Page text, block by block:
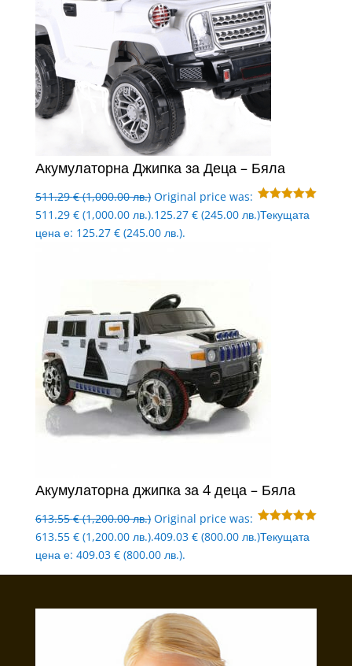
Акумулаторна Джипка за Деца – Бяла
Оценено с
5.00от 5
511.29€ (1,000.00 лв.) Original price was:
511.29 € (1,000.00 лв.).125.27 € (245.00 лв.)Текущата
цена е: 125.27 € (245.00 лв.).
Акумулаторна джипка за 4 деца – Бяла
Оценено с
5.00от 5
613.55€ (1,200.00 лв.) Original price was:
613.55 € (1,200.00 лв.).409.03 € (800.00 лв.)Текущата
цена е: 409.03 € (800.00 лв.).